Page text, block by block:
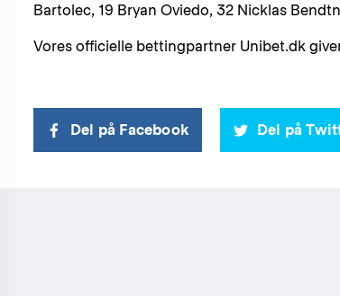
Bartolec, 19 Bryan Oviedo, 32 Nicklas
Vores officielle bettingpartner Unibet.dk
Del på Facebook Del på